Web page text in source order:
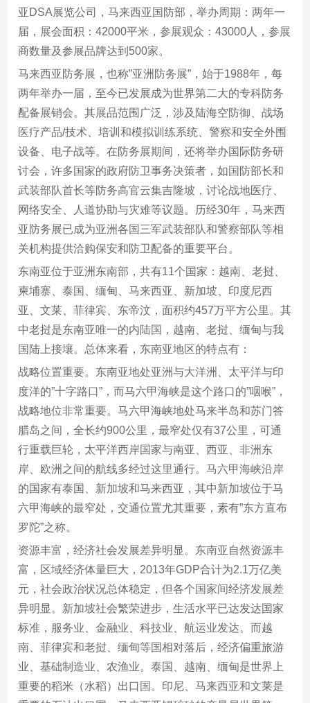
亚DSA展览公司，马来西亚国防部，举办周期：两年一
届，展会面积：42000平米，参展观众：43000人，参展
商数量及参展品牌达到500家。
马来西亚防务展，也称”亚洲防务展”，始于1988年，每
两年举办一届，至今已发展成为世界第二大的专科防务
配备展销会。其展品范围广泛，涉及陆海空防御、战场
医疗产品/技术、培训和模拟训练系统、警察和安全外围
设备、电子战等。在防务展期间，还将举办国际防务研
讨会，许多国家的政府防卫事务决策者，如国防部长和
武装部队首长等防务高官云集吉隆坡，讨论战地医疗、
网络安全、人道协助与灾难等议题。历经30年，马来西
亚防务展已成为亚洲各国三军武装部队和警察部队等相
关机构提供洽购保安和防卫配备的重要平台。
东南亚位于亚洲东南部，共有11个国家：越南、老挝、
柬埔寨、泰国、缅甸、马来西亚、新加坡、印度尼西
亚、文莱、菲律宾、东帝汶，面积约457万平方公里。其
中老挝是东南亚唯一的内陆国，越南、老挝、缅甸与我
国陆上接壤。总体来看，东南亚地区的特点有：
战略位置重要。东南亚地处亚洲与大洋洲、太平洋与印
度洋的”十字路口”，而马六甲海峡是这个路口的”咽喉”，
战略地位非常重要。马六甲海峡地处马来半岛和苏门答
腊岛之间，全长约900公里，最窄处仅有37公里，可通
行重载巨轮，太平洋西岸国家与南亚、西亚、非洲东
岸、欧洲之间的航线多经过这里通行。马六甲海峡沿岸
的国家有泰国、新加坡和马来西亚，其中新加坡位于马
六甲海峡的最窄处，交通位置尤其重要，素有”东方直布
罗陀”之称。
资源丰富，经济社会发展差异明显。东南亚自然资源丰
富，区域经济体量巨大，2013年GDP合计为2.1万亿美
元，社会政治状况总体稳定，但各个国家间经济发展差
异明显。新加坡社会繁荣进步，生活水平已达发达国家
标准，服务业、金融业、科技业、航运业发达。而越
南、菲律宾和老挝、缅甸等国相对落后，经济偏重旅游
业、基础制造业、农渔业。泰国、越南、缅甸是世界上
重要的稻米（水稻）出口国。印尼、马来西亚和文莱是